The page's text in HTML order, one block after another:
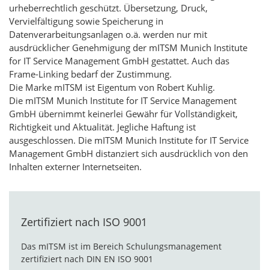
urheberrechtlich geschützt. Übersetzung, Druck,
Vervielfältigung sowie Speicherung in
Datenverarbeitungsanlagen o.ä. werden nur mit
ausdrücklicher Genehmigung der mITSM Munich Institute
for IT Service Management GmbH gestattet. Auch das
Frame-Linking bedarf der Zustimmung.
Die Marke mITSM ist Eigentum von Robert Kuhlig.
Die mITSM Munich Institute for IT Service Management
GmbH übernimmt keinerlei Gewähr für Vollständigkeit,
Richtigkeit und Aktualität. Jegliche Haftung ist
ausgeschlossen. Die mITSM Munich Institute for IT Service
Management GmbH distanziert sich ausdrücklich von den
Inhalten externer Internetseiten.
Zertifiziert nach ISO 9001
Das mITSM ist im Bereich Schulungsmanagement
zertifiziert nach DIN EN ISO 9001